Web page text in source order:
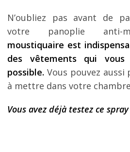
N’oubliez pas avant de
votre panoplie anti-
moustiquaire est
des vêtements qui
possible. Vous pouvez
à mettre dans votre
Vous avez déjà testez ce